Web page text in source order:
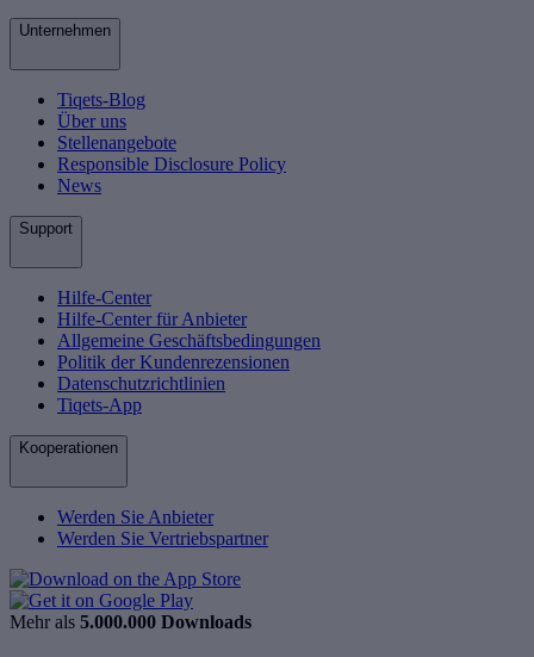
Unternehmen
Tiqets-Blog
Über uns
Stellenangebote
Responsible Disclosure Policy
News
Support
Hilfe-Center
Hilfe-Center für Anbieter
Allgemeine Geschäftsbedingungen
Politik der Kundenrezensionen
Datenschutzrichtlinien
Tiqets-App
Kooperationen
Werden Sie Anbieter
Werden Sie Vertriebspartner
Mehr als 5.000.000 Downloads